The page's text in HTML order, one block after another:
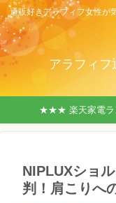
通販好きアラフィフ女性が
アラフィ
★★★ 楽天家電ラ
NIPLUXショ
判！肩こりへ